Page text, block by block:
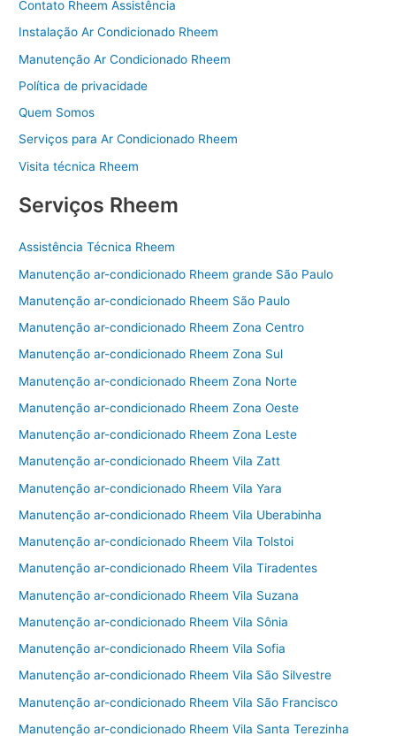
k
Contato Rheem Assistência
Instalação Ar Condicionado Rheem
Manutenção Ar Condicionado Rheem
Política de privacidade
Quem Somos
Serviços para Ar Condicionado Rheem
Visita técnica Rheem
Serviços Rheem
Assistência Técnica Rheem
Manutenção ar-condicionado Rheem grande São Paulo
Manutenção ar-condicionado Rheem São Paulo
Manutenção ar-condicionado Rheem Zona Centro
Manutenção ar-condicionado Rheem Zona Sul
Manutenção ar-condicionado Rheem Zona Norte
Manutenção ar-condicionado Rheem Zona Oeste
Manutenção ar-condicionado Rheem Zona Leste
Manutenção ar-condicionado Rheem Vila Zatt
Manutenção ar-condicionado Rheem Vila Yara
Manutenção ar-condicionado Rheem Vila Uberabinha
Manutenção ar-condicionado Rheem Vila Tolstoi
Manutenção ar-condicionado Rheem Vila Tiradentes
Manutenção ar-condicionado Rheem Vila Suzana
Manutenção ar-condicionado Rheem Vila Sônia
Manutenção ar-condicionado Rheem Vila Sofia
Manutenção ar-condicionado Rheem Vila São Silvestre
Manutenção ar-condicionado Rheem Vila São Francisco
Manutenção ar-condicionado Rheem Vila Santa Terezinha